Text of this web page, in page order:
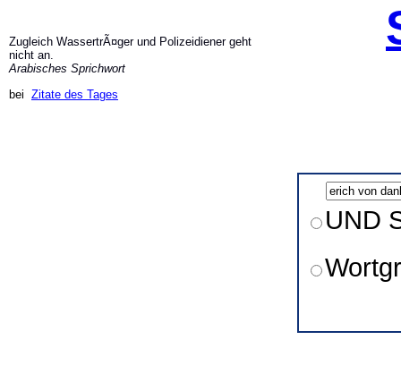
Zugleich WassertrÃ¤ger und Polizeidiener geht
nicht an.
Arabisches Sprichwort
bei Zitate des Tages
UND